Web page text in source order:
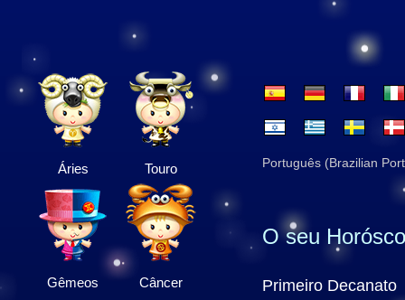
Áries Touro
Gêmeos Câncer
Português (Brazilian
O seu
Primeiro Decanato